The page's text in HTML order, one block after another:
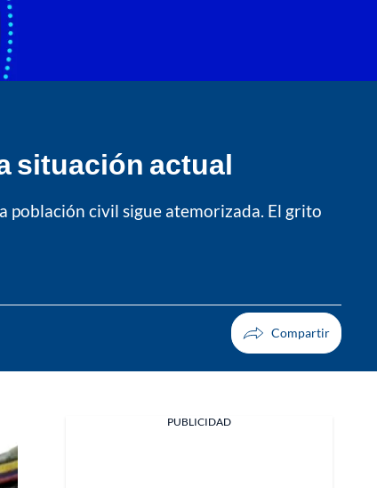
situación actual
población civil sigue atemorizada. El grito
PUBLICIDAD